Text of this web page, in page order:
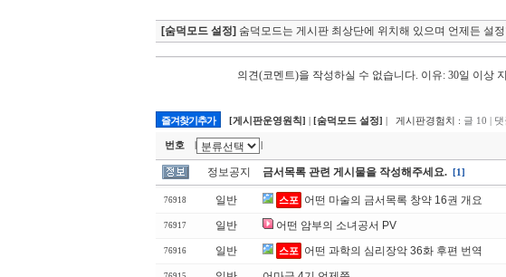
[숨덕모드 설정] 숨덕모드는 게시판 최상단에 위치해 있으며 언제든 설
의견(코멘트)을 작성하실 수 없습니다. 이유: 30일 이상
즐겨찾기추가 [게시판운영원칙] | [숨덕모드 설정] | 게시판경험치 : 글 10 | 댓
번호
정보공지 금서목록 관련 게시물을 작성해주세요. [1]
76918 일반 스포 어떤 마술의 금서목록 창약 16권 개요
76917 일반 어떤 암부의 소녀공서 PV
76916 일반 스포 어떤 과학의 심리장악 36화 후편 번역